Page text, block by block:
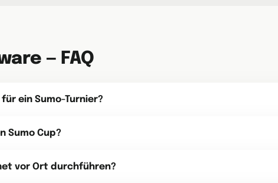
— FAQ
ein Sumo-Turnier?
Sumo Cup?
vor Ort durchführen?